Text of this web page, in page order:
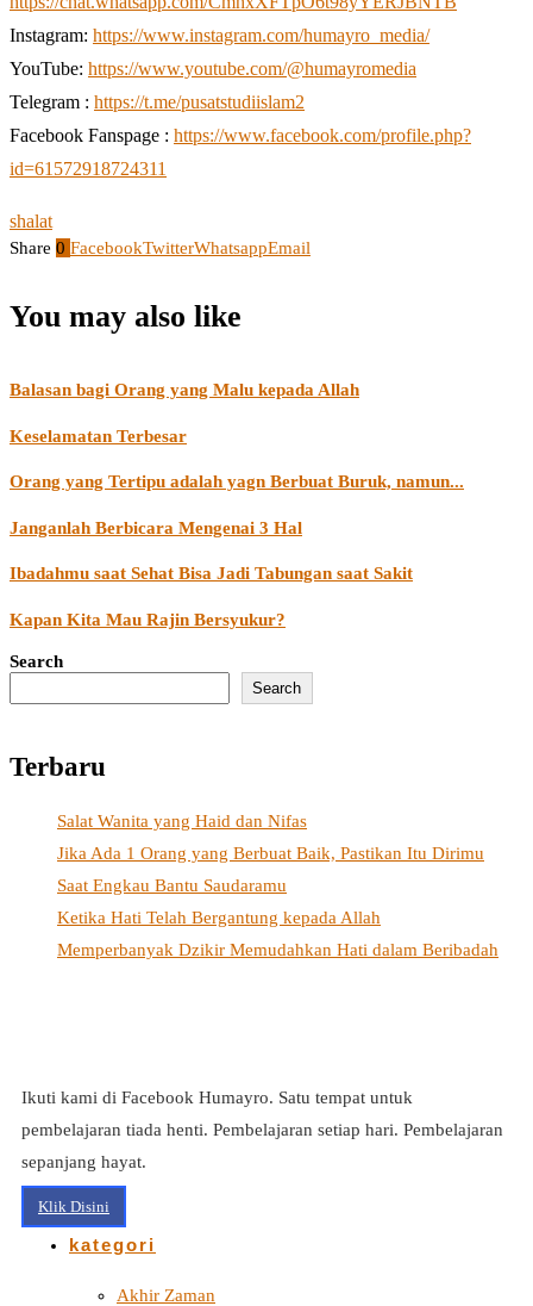
Instagram: https://www.instagram.com/humayro_media/
YouTube: https://www.youtube.com/@humayromedia
Telegram : https://t.me/pusatstudiislam2
Facebook Fanspage : https://www.facebook.com/profile.php?
id=61572918724311
shalat
Share 0 FacebookTwitterWhatsappEmail
You may also like
Balasan bagi Orang yang Malu kepada Allah
Keselamatan Terbesar
Orang yang Tertipu adalah yagn Berbuat Buruk, namun...
Janganlah Berbicara Mengenai 3 Hal
Ibadahmu saat Sehat Bisa Jadi Tabungan saat Sakit
Kapan Kita Mau Rajin Bersyukur?
Search
Search
Terbaru
Salat Wanita yang Haid dan Nifas
Jika Ada 1 Orang yang Berbuat Baik, Pastikan Itu Dirimu
Saat Engkau Bantu Saudaramu
Ketika Hati Telah Bergantung kepada Allah
Memperbanyak Dzikir Memudahkan Hati dalam Beribadah
Ikuti kami di Facebook Humayro. Satu tempat untuk
pembelajaran tiada henti. Pembelajaran setiap hari. Pembelajaran
sepanjang hayat.
Klik Disini
kategori
Akhir Zaman